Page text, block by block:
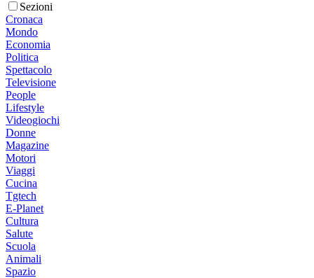
Sezioni
Cronaca
Mondo
Economia
Politica
Spettacolo
Televisione
People
Lifestyle
Videogiochi
Donne
Magazine
Motori
Viaggi
Cucina
Tgtech
E-Planet
Cultura
Salute
Scuola
Animali
Spazio